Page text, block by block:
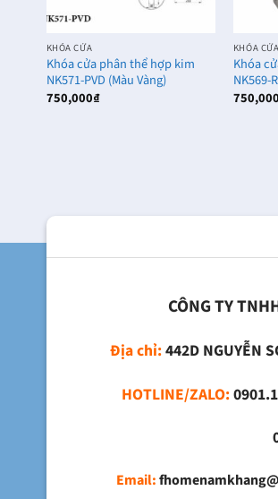
KHÓA CỬA
Khóa cửa phân thể hợp kim
NK571-PVD (Màu Vàng)
750,000₫
KHÓA CỬA
Khóa
NK569-
750,000
CÔNG TY
Địa chỉ:442D NGUYỄN
HOTLINE/ZALO:
Email: